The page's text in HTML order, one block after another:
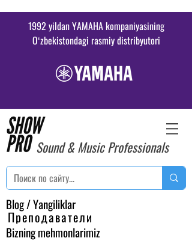
1992 yildan YAMAHA kompaniyasining
Oʻzbekistondagi rasmiy distribyutori
Sound & Music Professionals
Blog / Yangiliklar
Преподаватели
Bizning mehmonlarimiz